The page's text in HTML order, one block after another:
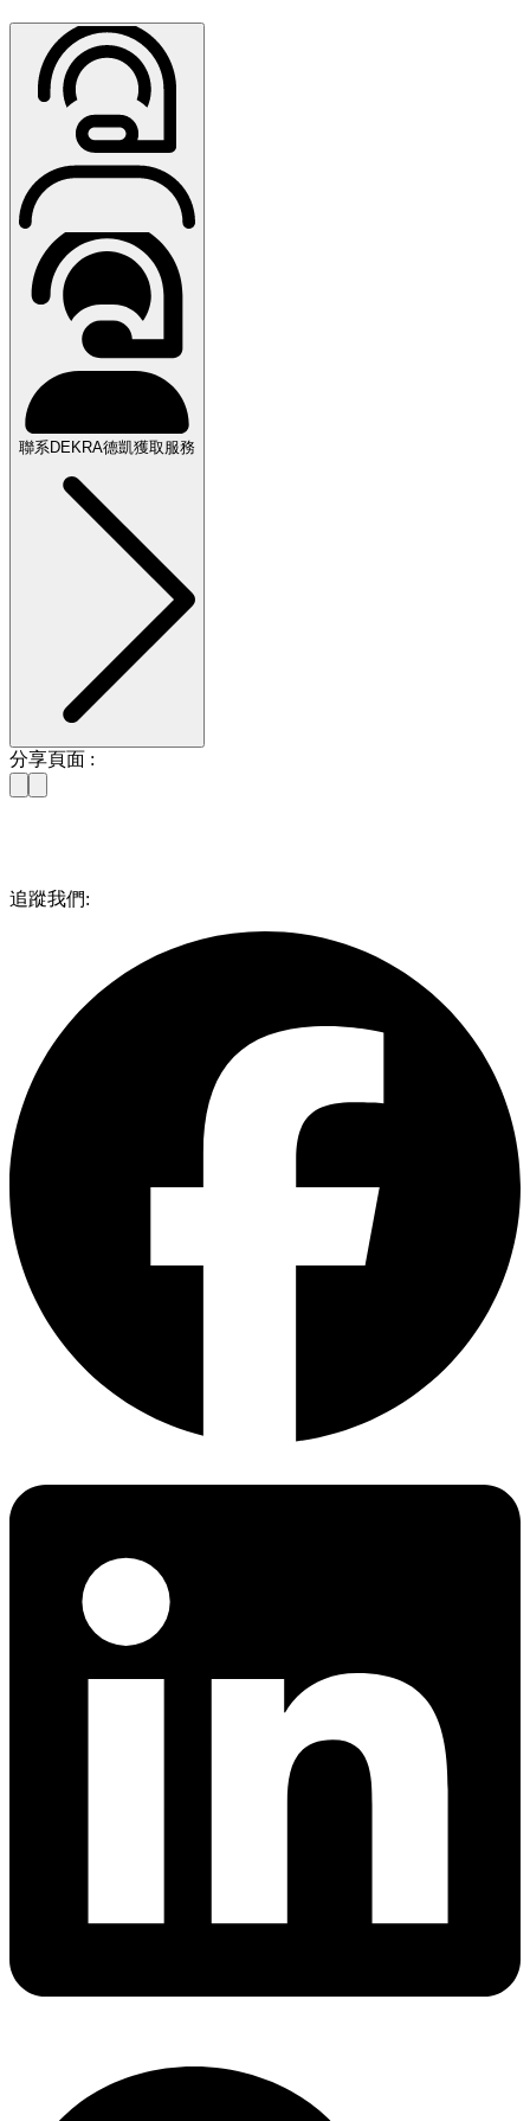
聯系DEKRA德凱獲取服務
分享頁面 :
追蹤我們: